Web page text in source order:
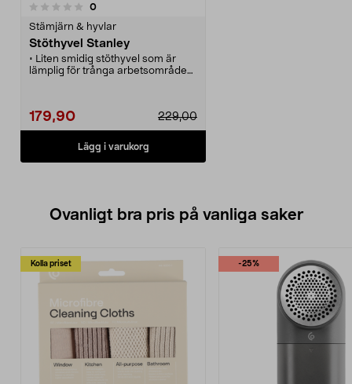
0recensioner
Stämjärn & hyvlar
Stöthyvel Stanley
• Liten smidig stöthyvel som är
lämplig för trånga arbetsområden.
229,00
179,90
Lägg i varukorg
Ovanligt bra pris på vanliga saker
Kolla priset -25%